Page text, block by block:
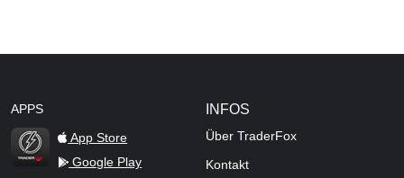
APPS
TraderFox Flash
App Store
Google Play
INFOS
Über TraderFox
Kontakt